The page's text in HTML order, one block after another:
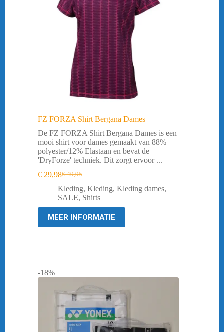
FZ FORZA Shirt Bergana Dames
De FZ FORZA Shirt Bergana Dames is een
mooi shirt voor dames gemaakt van 88%
polyester/12% Elastaan en bevat de
'DryForze' techniek. Dit zorgt ervoor ...
€49,95
Oorspronkelijke
prijs
was:
€ 29,98Huidige
prijs
is:
Kleding, Kleding, Kleding dames,
SALE, Shirts
MEER INFORMATIE
-18%